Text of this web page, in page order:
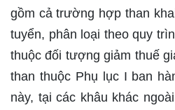
gồm cả trường hợp than
tuyển, phân loại theo quy
thuộc đối tượng giảm thuế
than thuộc Phụ lục I ban
này, tại các khâu khác